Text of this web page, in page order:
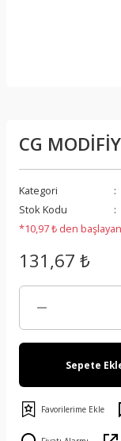
CG
Kategori
Stok Kodu
*10,97 ₺ den
131,67 ₺
Sepete